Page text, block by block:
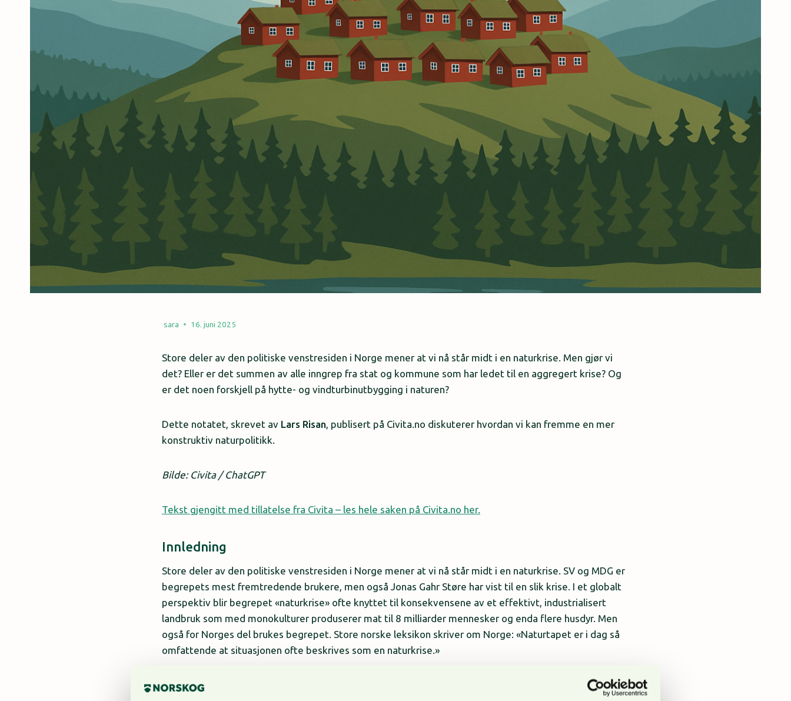
sara 16. juni 2025
Store deler av den politiske venstresiden i Norge mener at vi nå står midt i en naturkrise. Men gjør vi
det? Eller er det summen av alle inngrep fra stat og kommune som har ledet til en aggregert krise? Og
er det noen forskjell på hytte- og vindturbinutbygging i naturen?
Dette notatet, skrevet av Lars Risan , publisert på Civita.no diskuterer hvordan vi kan fremme en mer
konstruktiv naturpolitikk.
Bilde: Civita / ChatGPT
Tekst gjengitt med tillatelse fra Civita – les hele saken på Civita.no her.
Innledning
Store deler av den politiske venstresiden i Norge mener at vi nå står midt i en naturkrise. SV og MDG er
begrepets mest fremtredende brukere, men også Jonas Gahr Støre har vist til en slik krise. I et globalt
perspektiv blir begrepet «naturkrise» ofte knyttet til konsekvensene av et effektivt, industrialisert
landbruk som med monokulturer produserer mat til 8 milliarder mennesker og enda flere husdyr. Men
også for Norges del brukes begrepet. Store norske leksikon skriver om Norge: «Naturtapet er i dag så
omfattende at situasjonen ofte beskrives som en naturkrise.»
Leksikonets viktigste kilde er Miljødirektoratets telling av det de kaller «villmarkspreget natur». Norge